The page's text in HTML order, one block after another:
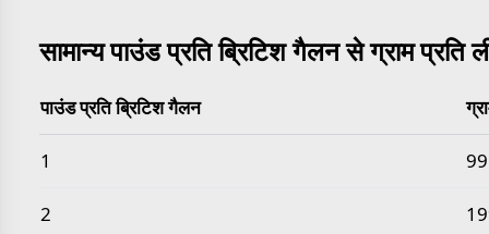
सामान्य पाउंड प्रति ब्रिटिश गैलन से ग्राम प्रति
सामान्य पाउंड प्रति ब्रिटिश गैलन से ग्राम प्रति लीटर मान
पाउंड प्रति ब्रिटिश गैलन
1
2